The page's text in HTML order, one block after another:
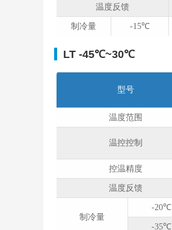
温度反馈
制冷量 -15℃
LT -45℃~30℃
型号
温度范围
温控控制
控温精度
温度反馈
制冷量
-20℃
-35℃